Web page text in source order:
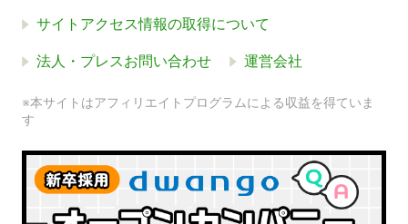
サイトアクセス情報の取得について
法人・プレスお問い合わせ 運営会社
※本サイトはアフィリエイトプログラムによる収益を得ていま
す